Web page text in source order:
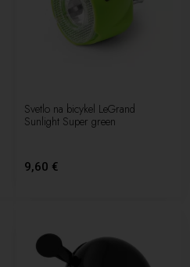
Svetlo na bicykel LeGrand
Sunlight Super green
9,60 €